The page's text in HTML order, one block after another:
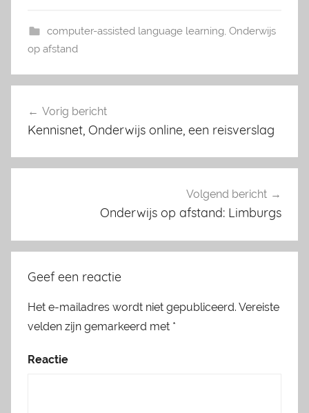
computer-assisted language learning Onderwijs
op afstand
Bericht
navigatie
Vorig bericht
Kennisnet, Onderwijs online, een reisverslag
Volgend bericht
Onderwijs op afstand: Limburgs
Geef een reactie
Het e-mailadres wordt niet gepubliceerd. Vereiste
velden zijn gemarkeerd met *
Reactie